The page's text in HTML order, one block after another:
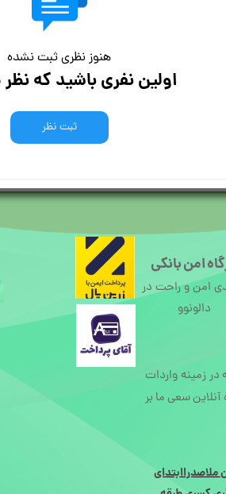
هنوز نظری ثبت نشده
اولین نفری باشید که
ثبت نظر
در زمینه واردات
سعی ما بر
امن بانکی
امن و راحت در
دالونوو